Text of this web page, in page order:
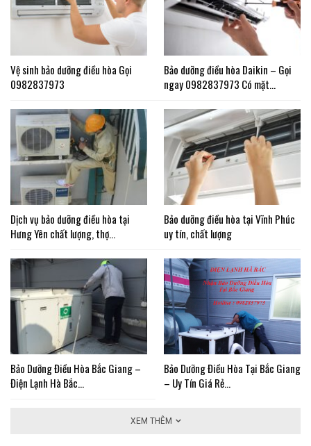
Vệ sinh bảo dưỡng điều hòa Gọi
0982837973
Bảo dưỡng điều hòa Daikin – Gọi
ngay 0982837973 Có mặt…
Dịch vụ bảo dưỡng điều hòa tại
Hưng Yên chất lượng, thợ…
Bảo dưỡng điều hòa tại Vĩnh Phúc
uy tín, chất lượng
Bảo Dưỡng Điều Hòa Bắc Giang –
Điện Lạnh Hà Bắc…
Bảo Dưỡng Điều Hòa Tại Bắc Giang
– Uy Tín Giá Rẻ…
XEM THÊM